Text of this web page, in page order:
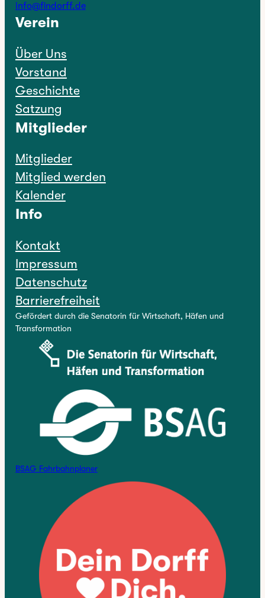
info@findorff.de
Verein
Über Uns
Vorstand
Geschichte
Satzung
Mitglieder
Mitglieder
Mitglied werden
Kalender
Info
Kontakt
Impressum
Datenschutz
Barrierefreiheit
Gefördert durch die Senatorin für Wirtschaft, Häfen und
Transformation
BSAG Fahrbahnplaner